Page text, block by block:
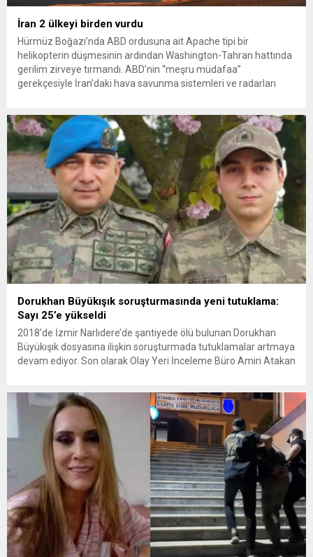
İran 2 ülkeyi birden vurdu
Hürmüz Boğazı’nda ABD ordusuna ait Apache tipi bir
helikopterin düşmesinin ardından Washington-Tahran hattında
gerilim zirveye tırmandı. ABD’nin “meşru müdafaa”
gerekçesiyle İran’daki hava savunma sistemleri ve radarları
yeni bir ABD saldırısına anında yanıt verileceğini duyurdu....
Dorukhan Büyükışık soruşturmasında yeni tutuklama:
Sayı 25’e yükseldi
2018’de İzmir Narlıdere’de şantiyede ölü bulunan Dorukhan
Büyükışık dosyasına ilişkin soruşturmada tutuklamalar artmaya
devam ediyor. Son olarak Olay Yeri İnceleme Büro Amiri Atakan
bulunan Dorukhan Büyükışık’a ilişkin yeniden açılan
soruşturmada tutuklamalar genişliyor. Son olarak dönemin...